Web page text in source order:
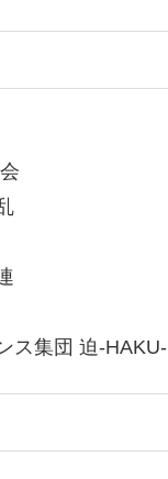
ス集団 迫-HAKU-